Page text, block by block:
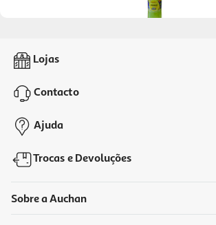
Refrigerante C/gás Auchan Ananás 0% 1.5l
0,85 €
+0,10 € Depósito
Lojas
Contacto
Ajuda
Trocas e Devoluções
Sobre a Auchan